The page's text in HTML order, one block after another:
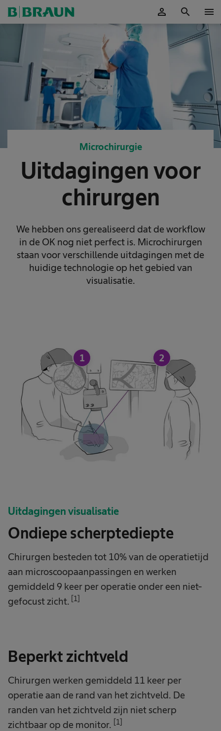
person search menu
Microchirurgie
Uitdagingen voor
chirurgen
We hebben ons gerealiseerd dat de workflow
in de OK nog niet perfect is. Microchirurgen
staan voor verschillende uitdagingen met de
huidige technologie op het gebied van
visualisatie.
1 2
Uitdagingen visualisatie
Ondiepe scherptediepte
Chirurgen besteden tot 10% van de operatietijd
aan microscoopaanpassingen en werken
gemiddeld 9 keer per operatie onder een niet-
gefocust zicht. [1]
Beperkt zichtveld
Chirurgen werken gemiddeld 11 keer per
operatie aan de rand van het zichtveld. De
randen van het zichtveld zijn niet scherp
zichtbaar op de monitor. [1]